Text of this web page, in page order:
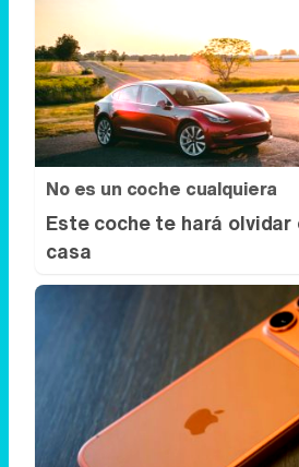
No es un coche cualquiera
Este coche te hará
casa